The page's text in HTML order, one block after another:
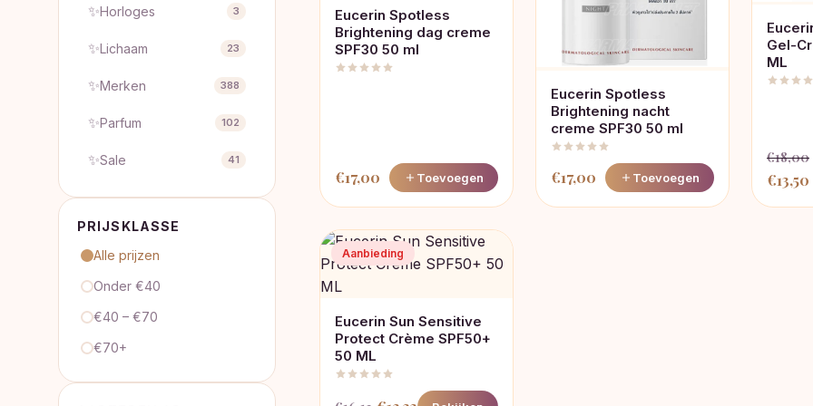
✨Horloges 3
✨Lichaam 23
✨Merken 388
✨Parfum 102
✨Sale 41
PRIJSKLASSE
Alle prijzen
Onder €40
€40 – €70
€70+
Eucerin Spotless
Brightening dag creme
SPF30 50 ml
€17,00 Toevoegen
Eucerin Spotless
Brightening nacht
creme SPF30 50 ml
€17,00 Toevoegen
Gel-
ML
€18,00
€13,50
Aanbieding
Eucerin Sun Sensitive
Protect Crème SPF50+
50 ML